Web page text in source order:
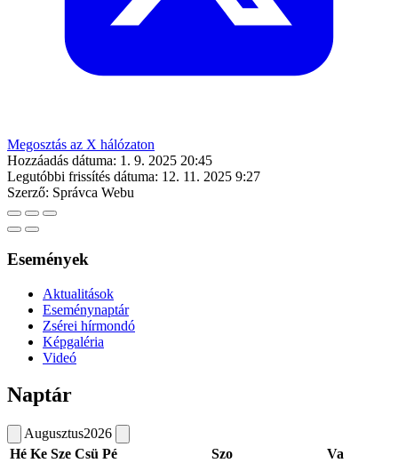
Megosztás az X hálózaton
Hozzáadás dátuma: 1. 9. 2025 20:45
Legutóbbi frissítés dátuma: 12. 11. 2025 9:27
Szerző: Správca Webu
Események
Aktualitások
Eseménynaptár
Zsérei hírmondó
Képgaléria
Videó
Naptár
Augusztus2026
Hé Ke Sze Csü Pé Szo
Va